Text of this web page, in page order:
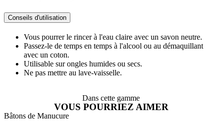
Conseils d'utilisation
Vous pourrer le rincer à l'eau claire avec un savon neutre.
Passez-le de temps en temps à l'alcool ou au démaquillant
avec un coton.
Utilisable sur ongles humides ou secs.
Ne pas mettre au lave-vaisselle.
Dans cette gamme
VOUS POURRIEZ AIMER
Bâtons de Manucure